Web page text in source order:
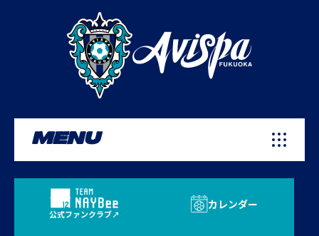
MENU
公式ファンクラブ
カレンダー